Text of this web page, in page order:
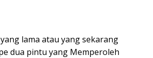
lama atau yang sekarang
dua pintu yang Memperoleh